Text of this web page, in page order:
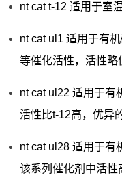
nt cat t-12 适用于室
nt cat ul1 适用于有
等催化活性，活性略
nt cat ul22 适用于有
活性比t-12高，优异
nt cat ul28 适用于有
该系列催化剂中活性